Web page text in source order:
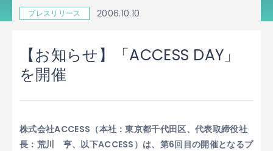
プレスリリース 2006.10.10
【お知らせ】「ACCESS DAY」
を開催
株式会社ACCESS（本社：東京都千代田区、代表取締役社
長：荒川 亨、以下ACCESS）は、第6回目の開催となるプ